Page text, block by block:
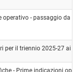
- passaggio da
per il triennio 2025-27 ai